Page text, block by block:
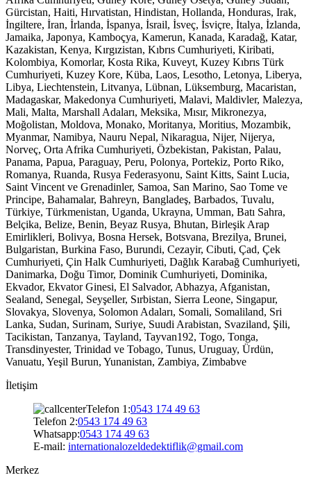
Gürcistan, Haiti, Hırvatistan, Hindistan, Hollanda, Honduras, Irak,
İngiltere, İran, İrlanda, İspanya, İsrail, İsveç, İsviçre, İtalya, İzlanda,
Jamaika, Japonya, Kamboçya, Kamerun, Kanada, Karadağ, Katar,
Kazakistan, Kenya, Kırgızistan, Kıbrıs Cumhuriyeti, Kiribati,
Kolombiya, Komorlar, Kosta Rika, Kuveyt, Kuzey Kıbrıs Türk
Cumhuriyeti, Kuzey Kore, Küba, Laos, Lesotho, Letonya, Liberya,
Libya, Liechtenstein, Litvanya, Lübnan, Lüksemburg, Macaristan,
Madagaskar, Makedonya Cumhuriyeti, Malavi, Maldivler, Malezya,
Mali, Malta, Marshall Adaları, Meksika, Mısır, Mikronezya,
Moğolistan, Moldova, Monako, Moritanya, Moritius, Mozambik,
Myanmar, Namibya, Nauru Nepal, Nikaragua, Nijer, Nijerya,
Norveç, Orta Afrika Cumhuriyeti, Özbekistan, Pakistan, Palau,
Panama, Papua, Paraguay, Peru, Polonya, Portekiz, Porto Riko,
Romanya, Ruanda, Rusya Federasyonu, Saint Kitts, Saint Lucia,
Saint Vincent ve Grenadinler, Samoa, San Marino, Sao Tome ve
Principe, Bahamalar, Bahreyn, Bangladeş, Barbados, Tuvalu,
Türkiye, Türkmenistan, Uganda, Ukrayna, Umman, Batı Sahra,
Belçika, Belize, Benin, Beyaz Rusya, Bhutan, Birleşik Arap
Emirlikleri, Bolivya, Bosna Hersek, Botsvana, Brezilya, Brunei,
Bulgaristan, Burkina Faso, Burundi, Cezayir, Cibuti, Çad, Çek
Cumhuriyeti, Çin Halk Cumhuriyeti, Dağlık Karabağ Cumhuriyeti,
Danimarka, Doğu Timor, Dominik Cumhuriyeti, Dominika,
Ekvador, Ekvator Ginesi, El Salvador, Abhazya, Afganistan,
Sealand, Senegal, Seyşeller, Sırbistan, Sierra Leone, Singapur,
Slovakya, Slovenya, Solomon Adaları, Somali, Somaliland, Sri
Lanka, Sudan, Surinam, Suriye, Suudi Arabistan, Svaziland, Şili,
Tacikistan, Tanzanya, Tayland, Tayvan192, Togo, Tonga,
Transdinyester, Trinidad ve Tobago, Tunus, Uruguay, Ürdün,
Vanuatu, Yeşil Burun, Yunanistan, Zambiya, Zimbabve
İletişim
Telefon 1:0543 174 49 63
Telefon 2:0543 174 49 63
Whatsapp:0543 174 49 63
E-mail: internationalozeldedektiflik@gmail.com
Merkez